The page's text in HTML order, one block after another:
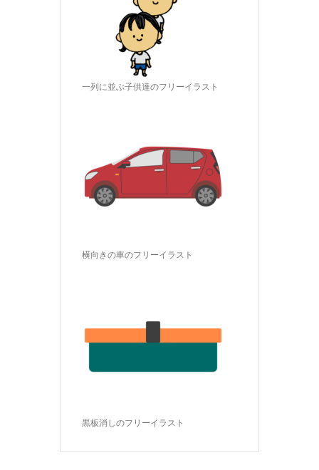
一列に並ぶ子供達のフリーイラスト
横向きの車のフリーイラスト
黒板消しのフリーイラスト